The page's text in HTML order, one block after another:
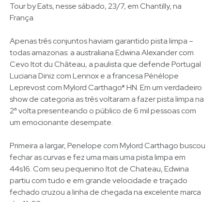
Tour by Eats, nesse sábado, 23/7, em Chantilly, na
França.
Apenas três conjuntos haviam garantido pista limpa –
todas amazonas: a australiana Edwina Alexander com
Cevo Itot du Château, a paulista que defende Portugal
Luciana Diniz com Lennox e a francesa Pénélope
Leprevost com Mylord Carthago* HN. Em um verdadeiro
show de categoria as três voltaram a fazer pista limpa na
2ª volta presenteando o público de 6 mil pessoas com
um emocionante desempate.
Primeira a largar, Penelope com Mylord Carthago buscou
fechar as curvas e fez uma mais uma pista limpa em
44s16. Com seu pequenino Itot de Chateau, Edwina
partiu com tudo e em grande velocidade e traçado
fechado cruzou a linha de chegada na excelente marca